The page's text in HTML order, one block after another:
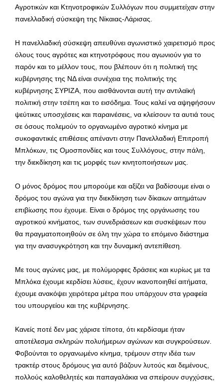
Αγροτικών και Κτηνοτροφικών Συλλόγων που συμμετείχαν στην
πανελλαδική σύσκεψη της Νίκαιας-Λάρισας.
Η πανελλαδική σύσκεψη απευθύνει αγωνιστικό χαιρετισμό προς
όλους τους αγρότες και κτηνοτρόφους που αγωνιούν για το
παρόν και το μέλλον τους, που βλέπουν ότι η πολιτική της
κυβέρνησης της ΝΔ είναι συνέχεια της πολιτικής της
κυβέρνησης ΣΥΡΙΖΑ, που αισθάνονται αυτή την αντιλαϊκή
πολιτική στην τσέπη και το εισόδημα. Τους καλεί να αψηφήσουν
ψεύτικες υποσχέσεις και παραινέσεις, να κλείσουν τα αυτιά τους
σε όσους πολεμούν το οργανωμένο αγροτικό κίνημα με
συκοφαντικές επιθέσεις απέναντι στην Πανελλαδική Επιτροπή
Μπλόκων, τις Ομοσπονδίες και τους Συλλόγους, στην πάλη,
την διεκδίκηση και τις μορφές των κινητοποιήσεων μας.
Ο μόνος δρόμος που μπορούμε και αξίζει να βαδίσουμε είναι ο
δρόμος του αγώνα για την διεκδίκηση των δίκαιων αιτημάτων
επιβίωσης που έχουμε. Είναι ο δρόμος της οργάνωσης του
αγροτικού κινήματος, των συνεδριάσεων και συσκέψεων που
θα πραγματοποιηθούν σε όλη την χώρα το επόμενο διάστημα
για την ανασυγκρότηση και την δυναμική αντεπίθεση.
Με τους αγώνες μας, με πολύμορφες δράσεις και κυρίως με τα
Μπλόκα έχουμε κερδίσει λύσεις, έχουν ικανοποιηθεί αιτήματα,
έχουμε ανακόψει χειρότερα μέτρα που υπάρχουν στα γραφεία
του υπουργείου και της κυβέρνησης.
Κανείς ποτέ δεν μας χάρισε τίποτα, ότι κερδίσαμε ήταν
αποτέλεσμα σκληρών πολυήμερων αγώνων και συγκρούσεων.
Φοβούνται το οργανωμένο κίνημα, τρέμουν στην ιδέα των
τρακτέρ στους δρόμους για αυτό βάζουν λυτούς και δεμένους,
πολλούς καλοθελητές και παπαγαλάκια να σπείρουν συγχύσεις,